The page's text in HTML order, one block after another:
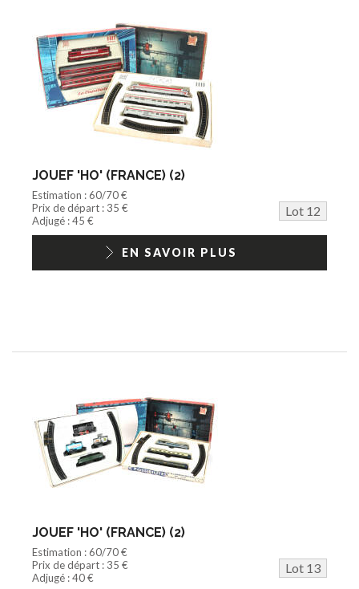
JOUEF 'HO' (FRANCE) (2)
Estimation : 60/70 €
Prix de départ : 35 €
Lot 12
Adjugé : 45 €
EN SAVOIR PLUS
JOUEF 'HO' (FRANCE) (2)
Estimation : 60/70 €
Prix de départ : 35 €
Lot 13
Adjugé : 40 €